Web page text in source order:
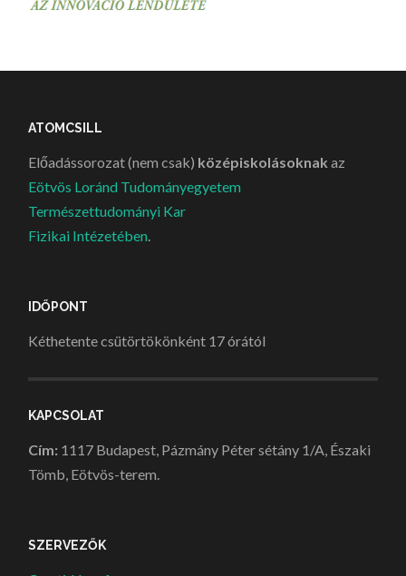
ATOMCSILL
Előadássorozat (nem csak) középiskolásoknak az
Eötvös Loránd Tudományegyetem
Természettudományi Kar
Fizikai Intézetében
IDŐPONT
Kéthetente csütörtökönként 17 órától
KAPCSOLAT
Cím: 1117 Budapest, Pázmány Péter sétány 1/A, Északi
Tömb, Eötvös-terem.
SZERVEZŐK